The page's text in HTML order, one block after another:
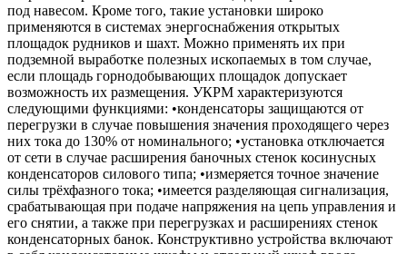
под навесом. Кроме того, такие установки широко
применяются в системах энергоснабжения открытых
площадок рудников и шахт. Можно применять их при
подземной выработке полезных ископаемых в том случае,
если площадь горнодобывающих площадок допускает
возможность их размещения. УКРМ характеризуются
следующими функциями: •конденсаторы защищаются от
перегрузки в случае повышения значения проходящего через
них тока до 130% от номинального; •установка отключается
от сети в случае расширения баночных стенок косинусных
конденсаторов силового типа; •измеряется точное значение
силы трёхфазного тока; •имеется разделяющая сигнализация,
срабатывающая при подаче напряжения на цепь управления и
его снятии, а также при перегрузках и расширениях стенок
конденсаторных банок. Конструктивно устройства включают